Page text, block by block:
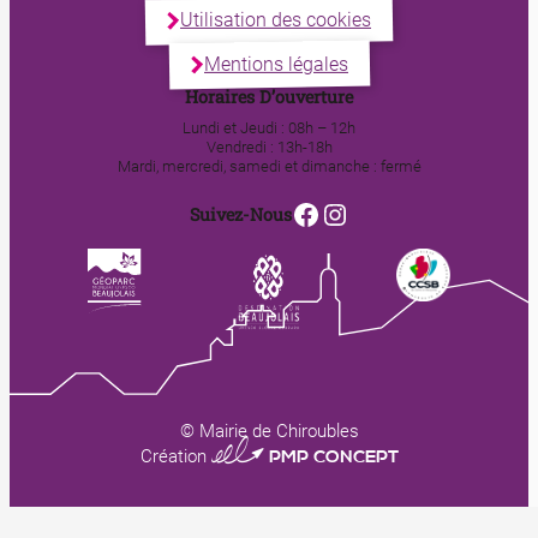
Utilisation des cookies
Mentions légales
Horaires D’ouverture
Lundi et Jeudi : 08h – 12h
Vendredi : 13h-18h
Mardi, mercredi, samedi et dimanche : fermé
Suivez-NousFacebook
Instagram
© Mairie de Chiroubles
Création 0123 PMP CONCEPT